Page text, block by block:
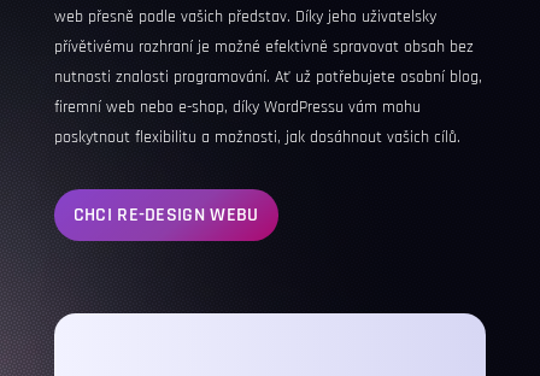
web přesně podle vašich představ. Díky jeho uživatelsky
přívětivému rozhraní je možné efektivně spravovat obsah bez
nutnosti znalosti programování. Ať už potřebujete osobní blog,
firemní web nebo e-shop, díky WordPressu vám mohu
poskytnout flexibilitu a možnosti, jak dosáhnout vašich cílů.
CHCI RE-DESIGN WEBU